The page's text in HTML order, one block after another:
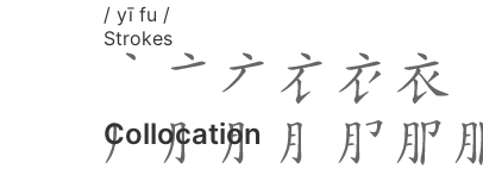
/ yī fu /
Strokes
Collocation